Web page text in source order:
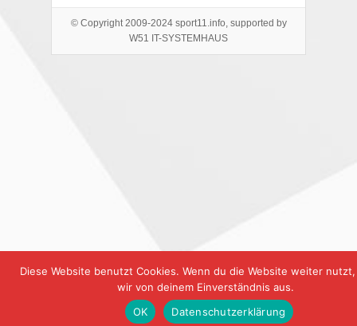
© Copyright 2009-2024 sport11.info, supported by
W51 IT-SYSTEMHAUS
Diese Website benutzt Cookies. Wenn du die Website weiter
wir von deinem Einverständnis aus.
OK
Datenschutzerklärung